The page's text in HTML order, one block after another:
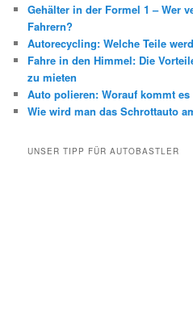
Gehälter in der Formel 1 – Wer
Fahrern?
Autorecycling: Welche Teile
Fahre in den Himmel: Die
zu mieten
Auto polieren: Worauf kommt es
Wie wird man das Schrottauto
UNSER TIPP FÜR AUTOBASTLER